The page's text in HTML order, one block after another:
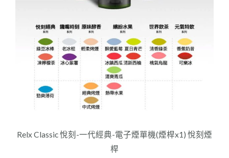
Relx Classic 悅刻-一代經典-電子煙單機(煙桿x1) 悅刻煙
桿